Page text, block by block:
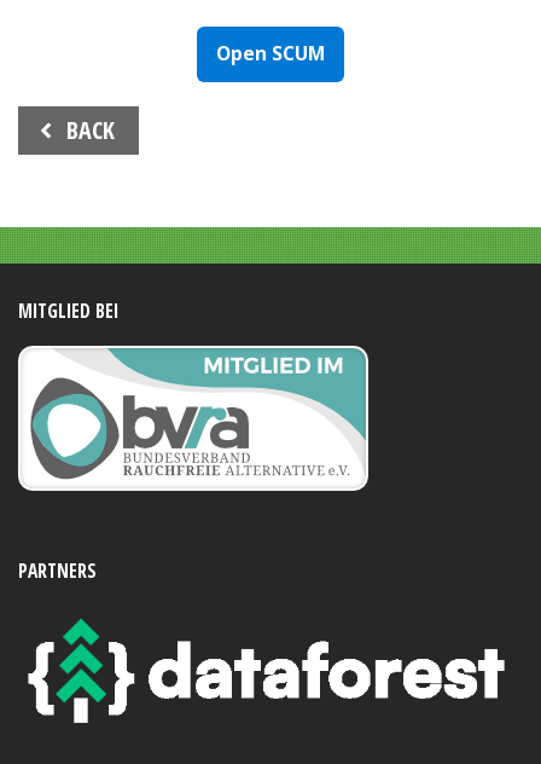
Open SCUM
Beitrags-
Navigation
BACK
MITGLIED BEI
PARTNERS